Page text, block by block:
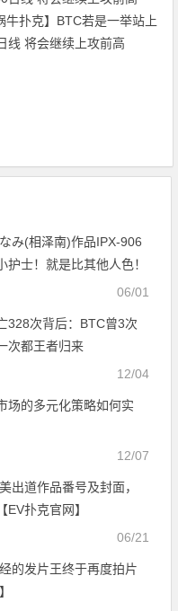
牛扑克】BTC若是一举站上
线 将会继续上攻前高
み(相泽南)作品IPX-906
护士！就是比其他人色！
06/01
328次背后：BTC曾3次
次都王者归来
12/04
场的多元化策略如何实
12/07
出道作品番号及封面，
EV扑克官网】
06/21
的发片王终于再度拍片